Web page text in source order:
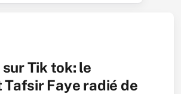
Tik tok: le
Faye radié de